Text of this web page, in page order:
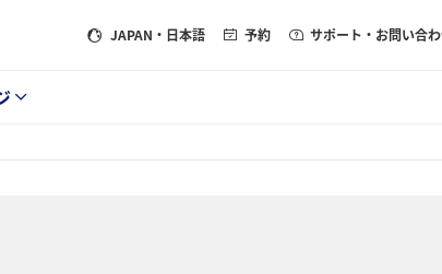
JAPAN ・日本語 予約 サポート・お問い合